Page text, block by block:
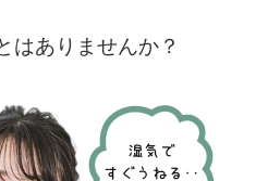
はありませんか？